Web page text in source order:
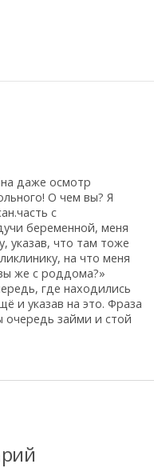
даже осмотр
О чем вы? Я
с
беременной, меня
указав, что там тоже
на что меня
же с роддома?»
где находились
и указав на это. Фраза
очередь займи и стой